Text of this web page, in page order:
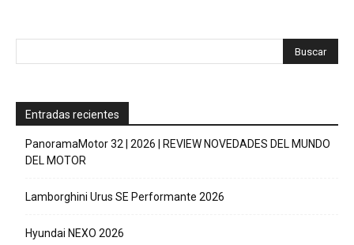
Entradas recientes
PanoramaMotor 32 | 2026 | REVIEW NOVEDADES DEL MUNDO
DEL MOTOR
Lamborghini Urus SE Performante 2026
Hyundai NEXO 2026